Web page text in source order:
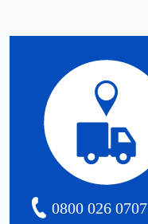
0800 026 0707